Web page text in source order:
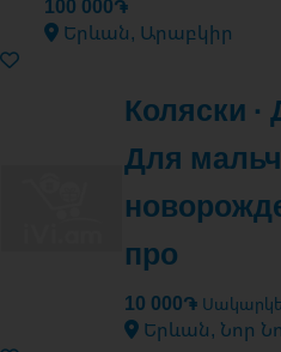
100 000֏
Երևան, Արաբկիր
Коляски ·
Для
про
10 000֏
Երևան, Նոր